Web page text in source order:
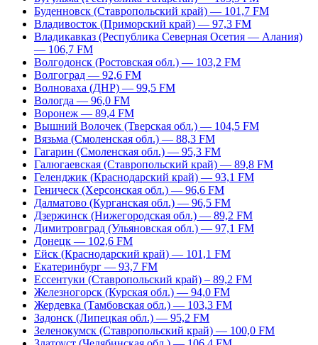
Буденновск (Ставропольский край) — 101,7 FM
Владивосток (Приморский край) — 97,3 FM
Владикавказ (Республика Северная Осетия — Алания)
— 106,7 FM
Волгодонск (Ростовская обл.) — 103,2 FM
Волгоград — 92,6 FM
Волноваха (ДНР) — 99,5 FM
Вологда — 96,0 FM
Воронеж — 89,4 FM
Вышний Волочек (Тверская обл.) — 104,5 FM
Вязьма (Смоленская обл.) — 88,3 FM
Гагарин (Смоленская обл.) — 95,3 FM
Галюгаевская (Ставропольский край) — 89,8 FM
Геленджик (Краснодарский край) — 93,1 FM
Геническ (Херсонская обл.) — 96,6 FM
Далматово (Курганская обл.) — 96,5 FM
Дзержинск (Нижегородская обл.) — 89,2 FM
Димитровград (Ульяновская обл.) — 97,1 FM
Донецк — 102,6 FM
Ейск (Краснодарский край) — 101,1 FM
Екатеринбург — 93,7 FM
Ессентуки (Ставропольский край) – 89,2 FM
Железногорск (Курская обл.) — 94,0 FM
Жердевка (Тамбовская обл.) — 103,3 FM
Задонск (Липецкая обл.) — 95,2 FM
Зеленокумск (Ставропольский край) — 100,0 FM